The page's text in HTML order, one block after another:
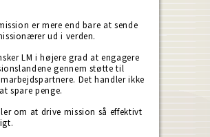
er mere end bare at sende
ud i verden.
LM i højere grad at engagere
gennem støtte til
Det handler ikke
spare penge.
om at drive mission så effektivt